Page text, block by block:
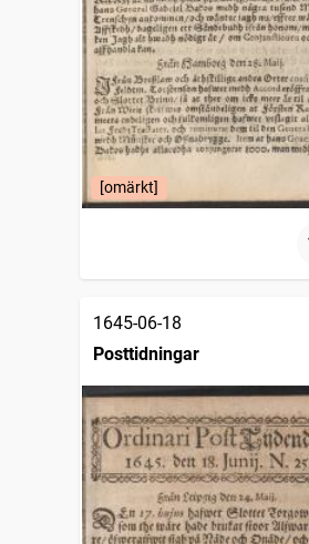
[omärkt]
1645-06-18
Posttidningar